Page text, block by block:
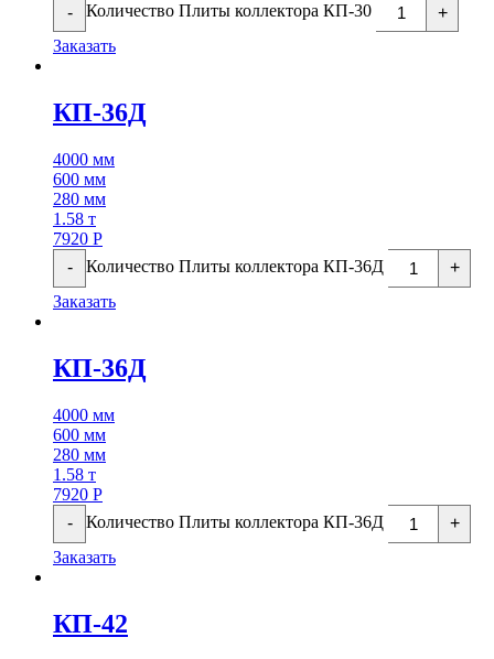
-
Количество Плиты коллектора КП-30
+
Заказать
КП-36Д
4000 мм
600 мм
280 мм
1.58 т
7920 Р
-
Количество Плиты коллектора КП-36Д
+
Заказать
КП-36Д
4000 мм
600 мм
280 мм
1.58 т
7920 Р
-
Количество Плиты коллектора КП-36Д
+
Заказать
КП-42